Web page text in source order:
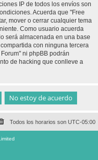
IP de todos los envíos son
Acuerda que "Free
mover o cerrar cualquier tema
Como usuario acuerda
será almacenada en una base
con ninguna tercera
ni phpBB podrán
de hacking que conlleve a
Todos los horarios son UTC-05:00